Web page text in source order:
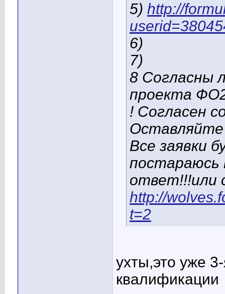
5) http://
6)
7)
8 Согласны
проекта
! Согласен
Оставляйте
Все заявки
постараюсь
ответ!!!или
http://
t=2
ухты,это уже
квалификации